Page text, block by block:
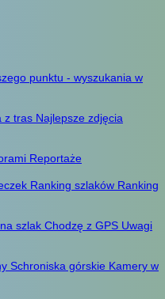
punktu - wyszukania w
z tras Najlepsze zdjęcia
Reportaże
Ranking szlaków Ranking
szlak Chodzę z GPS Uwagi
Schroniska górskie Kamery w